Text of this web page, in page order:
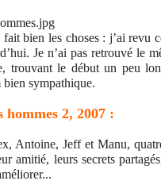
bien les choses : j’ai revu
Je n’ai pas retrouvé le
trouvant le début un peu
sympathique.
2, 2007 :
Antoine, Jeff et Manu,
amitié, leurs secrets